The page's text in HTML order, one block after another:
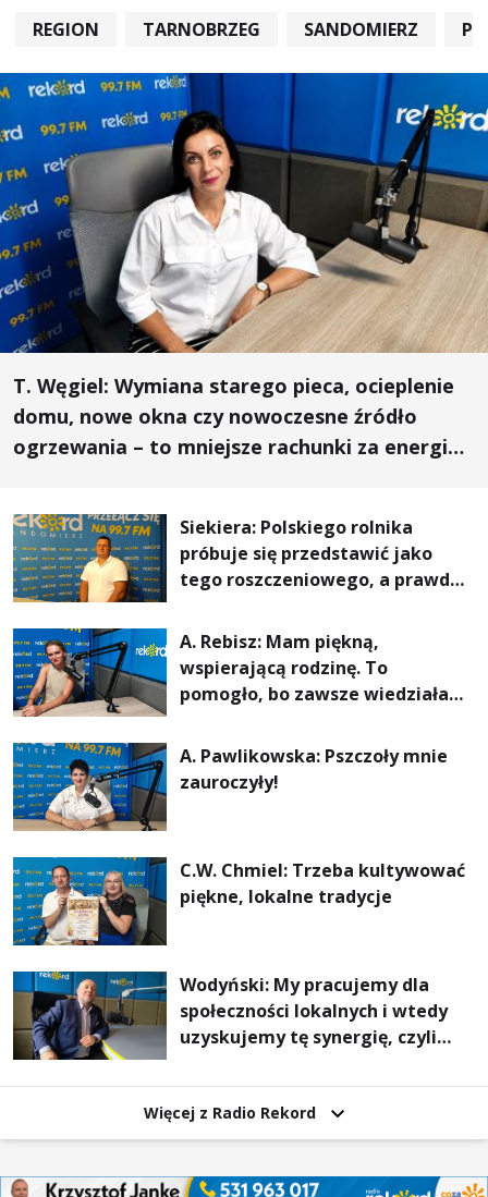
REGION TARNOBRZEG SANDOMIERZ
T. Węgiel: Wymiana starego pieca, ocieplenie
domu, nowe okna czy nowoczesne źródło
ogrzewania – to mniejsze rachunki za energię,
Siekiera: Polskiego rolnika
próbuje się przedstawić jako
tego roszczeniowego, a prawda
A. Rebisz: Mam piękną,
wspierającą rodzinę. To
pomogło, bo zawsze wiedziałam,
najważniejsza
A. Pawlikowska: Pszczoły mnie
zauroczyły!
C.W. Chmiel: Trzeba kultywować
piękne, lokalne tradycje
Wodyński: My pracujemy dla
społeczności lokalnych i wtedy
uzyskujemy tę synergię, czyli
Więcej z Radio Rekord